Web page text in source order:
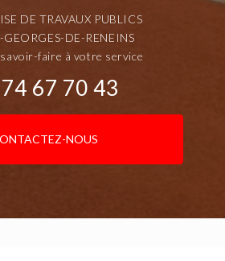
DE TRAVAUX PUBLICS
GEORGES-DE-RENEINS
faire à votre service
67 70 43
NOUS